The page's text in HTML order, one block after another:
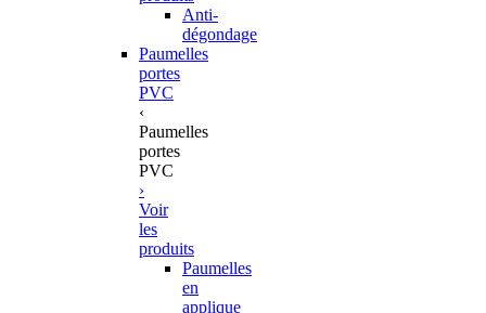
Anti-
dégondage
Paumelles
portes
PVC
‹
Paumelles
portes
PVC
›
Voir
les
produits
Paumelles
en
applique